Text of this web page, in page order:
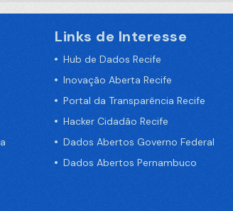
Links de Interesse
Hub de Dados Recife
Inovação Aberta Recife
Portal da Transparência Recife
Hacker Cidadão Recife
Dados Abertos Governo Federal
Dados Abertos Pernambuco